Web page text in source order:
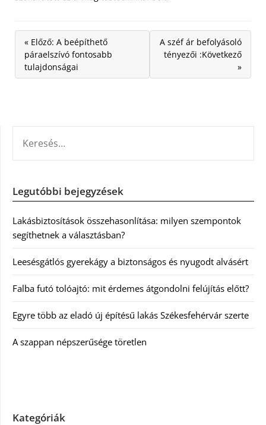
« Előző: A beépíthető
páraelszívó fontosabb
tulajdonságai
A széf ár befolyásoló
tényezői :Következő
»
Legutóbbi bejegyzések
Lakásbiztosítások összehasonlítása: milyen szempontok
segíthetnek a választásban?
Leesésgátlós gyerekágy a biztonságos és nyugodt alvásért
Falba futó tolóajtó: mit érdemes átgondolni felújítás előtt?
Egyre több az eladó új építésű lakás Székesfehérvár szerte
A szappan népszerűsége töretlen
Kategóriák